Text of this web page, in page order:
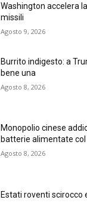
Washington accelera
missili
Agosto 9, 2026
Burrito indigesto: a
bene una
Agosto 8, 2026
Monopolio cinese
batterie alimentate
Agosto 8, 2026
Estati roventi scirocco